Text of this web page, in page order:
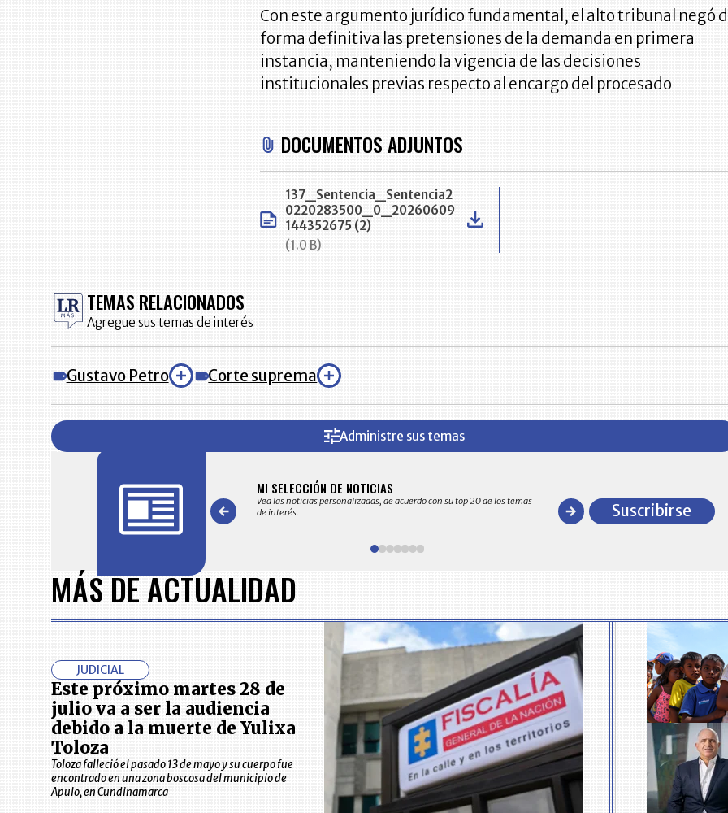
Con este argumento jurídico fundamental, el alto tribunal negó
forma definitiva las pretensiones de la demanda en primera
instancia, manteniendo la vigencia de las decisiones
institucionales previas respecto al encargo del procesado
DOCUMENTOS ADJUNTOS
137_Sentencia_Sentencia2
0220283500_0_20260609
144352675 (2)
(1.0 B)
TEMAS RELACIONADOS
Agregue sus temas de interés
Gustavo Petro Corte suprema
Administre sus temas
en su correo electrónico las noticias seleccionadas por nuestro
MI SELECCIÓN DE NOTICIAS
Vea las noticias personalizadas, de acuerdo con su top 20 de los temas
de interés.
comportamiento general y detallado de las
en ventas en Colombia
of
7
Suscribirse
MÁS DE ACTUALIDAD
JUDICIAL
Este próximo martes 28 de
julio va a ser la audiencia
debido a la muerte de Yulixa
Toloza
Toloza falleció el pasado 13 de mayo y su cuerpo fue
encontrado en una zona boscosa del municipio de
Apulo, en Cundinamarca